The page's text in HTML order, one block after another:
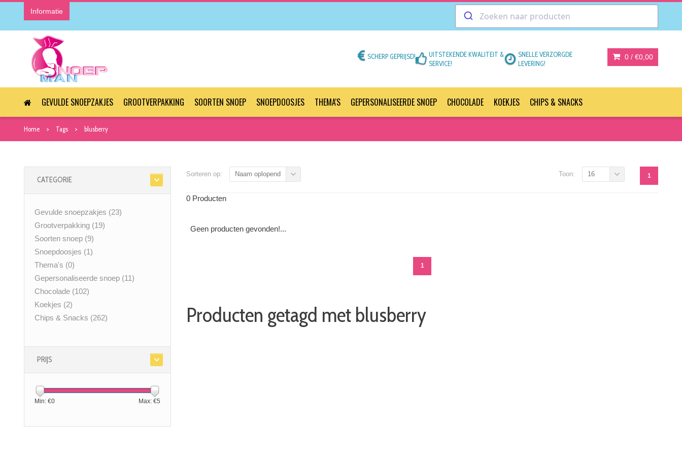
Informatie
SCHERP GEPRIJSD!
UITSTEKENDE KWALITEIT &
SERVICE!
SNELLE VERZORGDE
LEVERING!
0 / €0,00
GEVULDE SNOEPZAKJES GROOTVERPAKKING SOORTEN SNOEP SNOEPDOOSJES THEMA'S GEPERSONALISEERDE SNOEP CHOCOLADE KOEKJES CHIPS & SNACKS
Home Tags blusberry
CATEGORIE
Gevulde snoepzakjes (23)
Grootverpakking (19)
Soorten snoep (9)
Snoepdoosjes (1)
Thema's (0)
Gepersonaliseerde snoep (11)
Chocolade (102)
Koekjes (2)
Chips & Snacks (262)
PRIJS
Min: €0 Max: €5
Sorteren op: Naam oplopend 1
Toon: 16
0 Producten
Geen producten gevonden!...
1
Producten getagd met blusberry